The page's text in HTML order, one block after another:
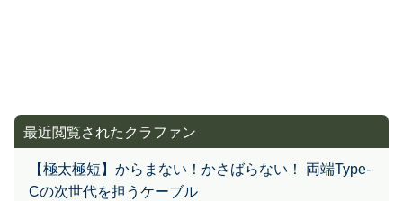
最近閲覧されたクラファン
【極太極短】からまない！かさばらない！ 両端Type-
Cの次世代を担うケーブル